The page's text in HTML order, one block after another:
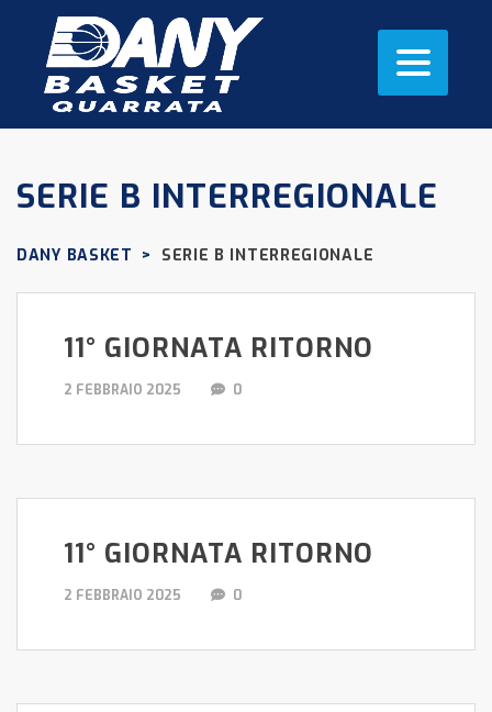
SERIE B INTERREGIONALE
DANY BASKET > SERIE B INTERREGIONALE
11° GIORNATA RITORNO
2 FEBBRAIO 2025 0
11° GIORNATA RITORNO
2 FEBBRAIO 2025 0